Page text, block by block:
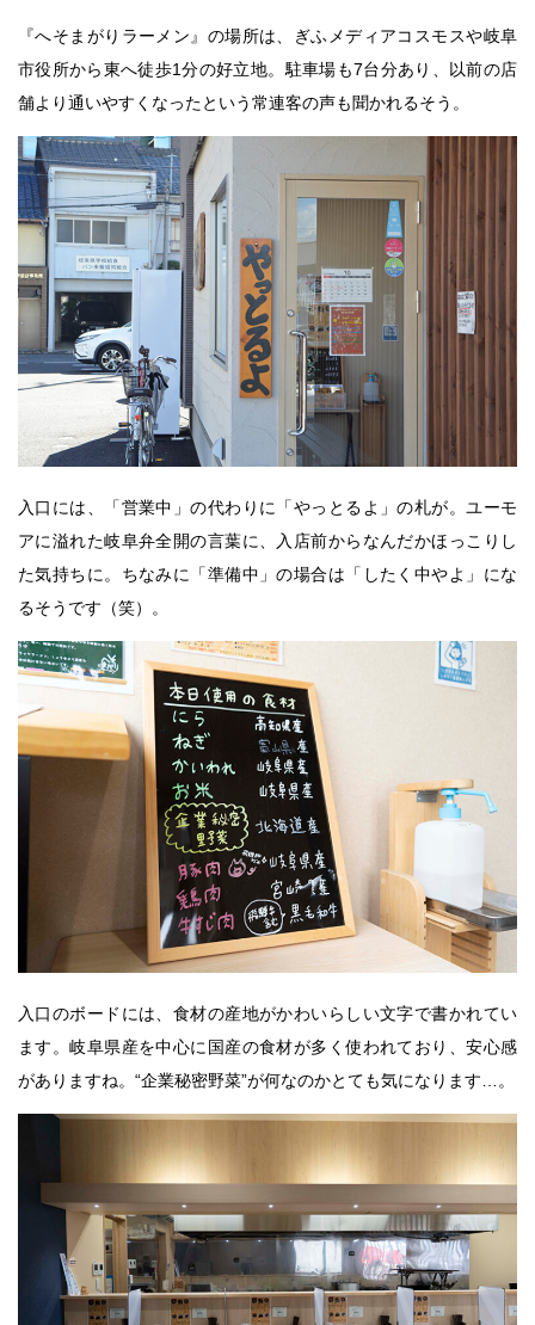
『へそまがりラーメン』の場所は、ぎふメディアコスモスや岐阜
市役所から東へ徒歩1分の好立地。駐車場も7台分あり、以前の店
舗より通いやすくなったという常連客の声も聞かれるそう。
入口には、「営業中」の代わりに「やっとるよ」の札が。ユーモ
アに溢れた岐阜弁全開の言葉に、入店前からなんだかほっこりし
た気持ちに。ちなみに「準備中」の場合は「したく中やよ」にな
るそうです（笑）。
入口のボードには、食材の産地がかわいらしい文字で書かれてい
ます。岐阜県産を中心に国産の食材が多く使われており、安心感
がありますね。“企業秘密野菜”が何なのかとても気になります…。